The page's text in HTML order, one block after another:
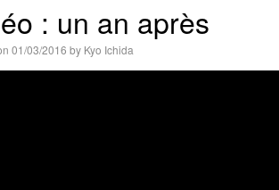
: un an après
01/03/2016 by Kyo Ichida